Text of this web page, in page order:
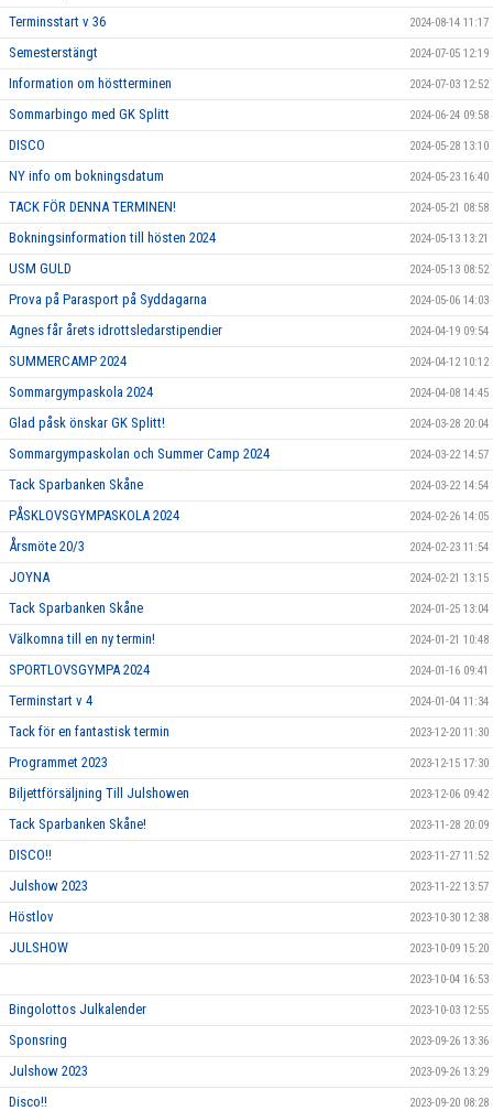
Terminsstart v 36 2024-08-14 11:17
Semesterstängt 2024-07-05 12:19
Information om höstterminen 2024-07-03 12:52
Sommarbingo med GK Splitt 2024-06-24 09:58
DISCO 2024-05-28 13:10
NY info om bokningsdatum 2024-05-23 16:40
TACK FÖR DENNA TERMINEN! 2024-05-21 08:58
Bokningsinformation till hösten 2024 2024-05-13 13:21
USM GULD 2024-05-13 08:52
Prova på Parasport på Syddagarna 2024-05-06 14:03
Agnes får årets idrottsledarstipendier 2024-04-19 09:54
SUMMERCAMP 2024 2024-04-12 10:12
Sommargympaskola 2024 2024-04-08 14:45
Glad påsk önskar GK Splitt! 2024-03-28 20:04
Sommargympaskolan och Summer Camp 2024 2024-03-22 14:57
Tack Sparbanken Skåne 2024-03-22 14:54
PÅSKLOVSGYMPASKOLA 2024 2024-02-26 14:05
Årsmöte 20/3 2024-02-23 11:54
JOYNA 2024-02-21 13:15
Tack Sparbanken Skåne 2024-01-25 13:04
Välkomna till en ny termin! 2024-01-21 10:48
SPORTLOVSGYMPA 2024 2024-01-16 09:41
Terminstart v 4 2024-01-04 11:34
Tack för en fantastisk termin 2023-12-20 11:30
Programmet 2023 2023-12-15 17:30
Biljettförsäljning Till Julshowen 2023-12-06 09:42
Tack Sparbanken Skåne! 2023-11-28 20:09
DISCO!! 2023-11-27 11:52
Julshow 2023 2023-11-22 13:57
Höstlov 2023-10-30 12:38
JULSHOW 2023-10-09 15:20
2023-10-04 16:53
Bingolottos Julkalender 2023-10-03 12:55
Sponsring 2023-09-26 13:36
Julshow 2023 2023-09-26 13:29
Disco!! 2023-09-20 08:28